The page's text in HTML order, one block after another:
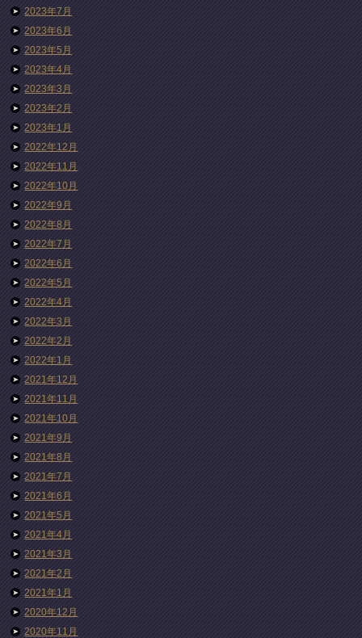
2023年7月
2023年6月
2023年5月
2023年4月
2023年3月
2023年2月
2023年1月
2022年12月
2022年11月
2022年10月
2022年9月
2022年8月
2022年7月
2022年6月
2022年5月
2022年4月
2022年3月
2022年2月
2022年1月
2021年12月
2021年11月
2021年10月
2021年9月
2021年8月
2021年7月
2021年6月
2021年5月
2021年4月
2021年3月
2021年2月
2021年1月
2020年12月
2020年11月